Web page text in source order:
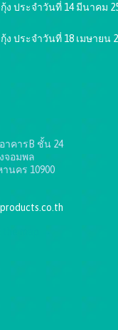
ประจำวันที่ 14 มีนาคม
ประจำวันที่ 18 เมษายน
าคารB ชั้น 24
จอมพล
นคร 10900